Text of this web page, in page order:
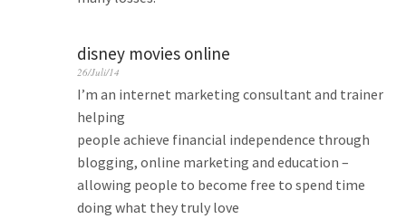
disney movies online
26/Juli/14
I’m an internet marketing consultant and trainer
helping
people achieve financial independence through
blogging, online marketing and education –
allowing people to become free to spend time
doing what they truly love